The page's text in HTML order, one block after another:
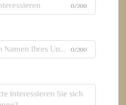
0/200
0/200